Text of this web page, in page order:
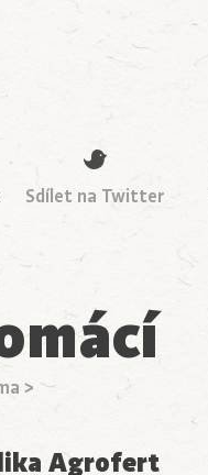
Sdílet na Twitter
>
Agrofert